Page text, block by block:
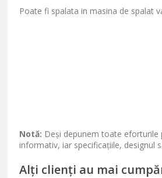
Poate fi spalata in masina de spalat
Notă: Deși depunem toate
informativ, iar specificațiile, designul
Alți clienți au mai